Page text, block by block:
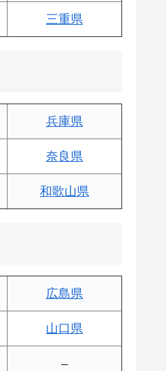
三重県
兵庫県
奈良県
和歌山県
広島県
山口県
–